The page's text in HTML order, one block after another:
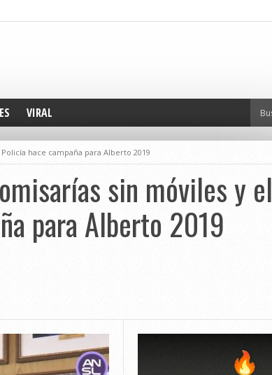
VIRAL
hace campaña para Alberto 2019
sin móviles y el
para Alberto 2019